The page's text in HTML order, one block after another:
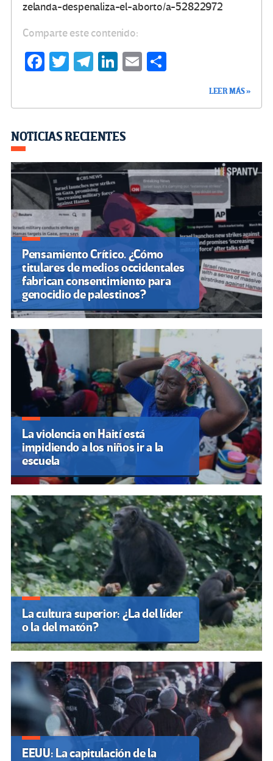
zelanda-despenaliza-el-aborto/a-52822972
Comparte este contenido:
Fa
o
k
T
Te
m
Li
n
E
tir
LEER MÁS »
NOTICIAS RECIENTES
Pensamiento Crítico. ¿Cómo
titulares de medios occidentales
fabrican consentimiento para
genocidio de palestinos?
La violencia en Haití está
impidiendo a los niños ir a la
escuela
La cultura superior: ¿La del líder
o la del matón?
EEUU: La capitulación de la